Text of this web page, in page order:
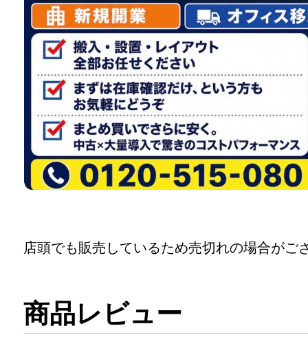
店頭でも販売しているため売切れの場合がご
商品レビュー